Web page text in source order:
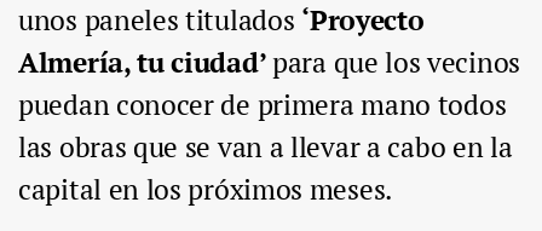
unos paneles titulados ‘Proyecto
Almería, tu ciudad’para que los vecinos
puedan conocer de primera mano todos
las obras que se van a llevar a cabo en la
capital en los próximos meses.